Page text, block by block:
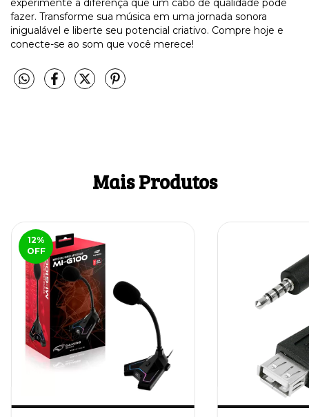
experimente a diferença que um cabo de qualidade pode
fazer. Transforme sua música em uma jornada sonora
inigualável e liberte seu potencial criativo. Compre hoje e
conecte-se ao som que você merece!
Mais Produtos
12%
OFF